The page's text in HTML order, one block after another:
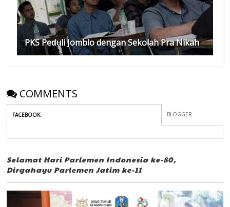
PKS Peduli Jomblo dengan Sekolah Pra Nikah
COMMENTS
FACEBOOK: BLOGGER
Selamat Hari Parlemen Indonesia ke-80,
Dirgahayu Parlemen Jatim ke-11